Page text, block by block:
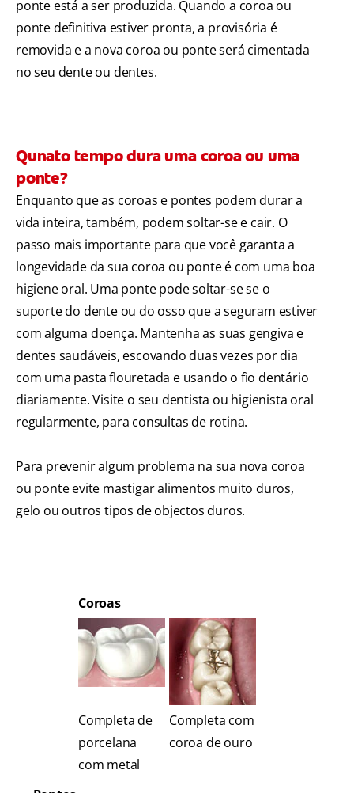
ponte está a ser produzida. Quando a coroa ou
ponte definitiva estiver pronta, a provisória é
removida e a nova coroa ou ponte será cimentada
no seu dente ou dentes.
Qunato tempo dura uma coroa ou uma
ponte?
Enquanto que as coroas e pontes podem durar a
vida inteira, também, podem soltar-se e cair. O
passo mais importante para que você garanta a
longevidade da sua coroa ou ponte é com uma boa
higiene oral. Uma ponte pode soltar-se se o
suporte do dente ou do osso que a seguram estiver
com alguma doença. Mantenha as suas gengiva e
dentes saudáveis, escovando duas vezes por dia
com uma pasta flouretada e usando o fio dentário
diariamente. Visite o seu dentista ou higienista oral
regularmente, para consultas de rotina.
Para prevenir algum problema na sua nova coroa
ou ponte evite mastigar alimentos muito duros,
gelo ou outros tipos de objectos duros.
Coroas
Completa de
porcelana
com metal
Completa com
coroa de ouro